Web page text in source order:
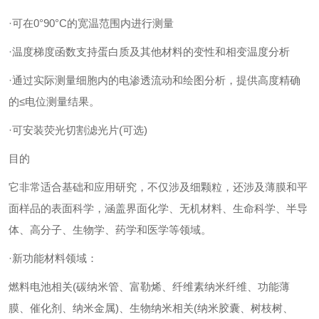
·可在0°90°C的宽温范围内进行测量
·温度梯度函数支持蛋白质及其他材料的变性和相变温度分析
·通过实际测量细胞内的电渗透流动和绘图分析，提供高度精确
的≤电位测量结果。
·可安装荧光切割滤光片(可选)
目的
它非常适合基础和应用研究，不仅涉及细颗粒，还涉及薄膜和平
面样品的表面科学，涵盖界面化学、无机材料、生命科学、半导
体、高分子、生物学、药学和医学等领域。
·新功能材料领域：
燃料电池相关(碳纳米管、富勒烯、纤维素纳米纤维、功能薄
膜、催化剂、纳米金属)、生物纳米相关(纳米胶囊、树枝树、